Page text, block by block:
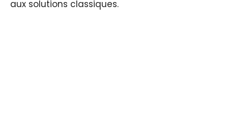
aux solutions classiques.